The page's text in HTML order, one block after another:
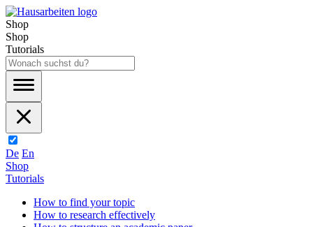
Shop
Shop
Tutorials
De En
Shop
Tutorials
How to find your topic
How to research effectively